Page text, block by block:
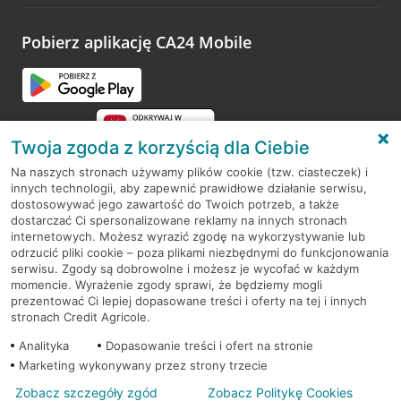
opinie.
Pobierz aplikację CA24 Mobile
RODO
Regulamin serwisu
Mapa serwisu
PolitykaCookies
© 2026 Credit Agricole Bank Polska S.A. Wszelkie prawa zastrzeżone
Twoja zgoda z korzyścią dla Ciebie
Na naszych stronach używamy plików cookie (tzw. ciasteczek) i
innych technologii, aby zapewnić prawidłowe działanie serwisu,
dostosowywać jego zawartość do Twoich potrzeb, a także
dostarczać Ci spersonalizowane reklamy na innych stronach
internetowych. Możesz wyrazić zgodę na wykorzystywanie lub
odrzucić pliki cookie – poza plikami niezbędnymi do funkcjonowania
serwisu. Zgody są dobrowolne i możesz je wycofać w każdym
momencie. Wyrażenie zgody sprawi, że będziemy mogli
prezentować Ci lepiej dopasowane treści i oferty na tej i innych
stronach Credit Agricole.
Analityka
Dopasowanie treści i ofert na stronie
Marketing wykonywany przez strony trzecie
Zobacz szczegóły zgód Zobacz Politykę Cookies